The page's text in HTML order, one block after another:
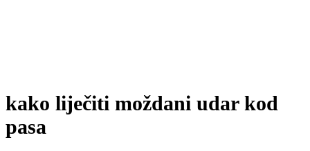
kako liječiti moždani udar kod
pasa